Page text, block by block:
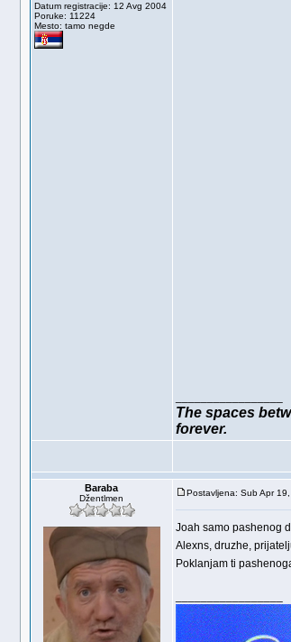
Datum registracije: 12 Avg 2004
Poruke: 11224
Mesto: tamo negde
The spaces
forever.
Baraba
Džentlmen
Postavljena: Sub Apr
Joah samo pashenog
Alexns, druzhe,
Poklanjam ti